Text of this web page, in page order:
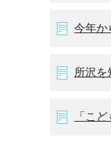
今年か
所沢を
「こ